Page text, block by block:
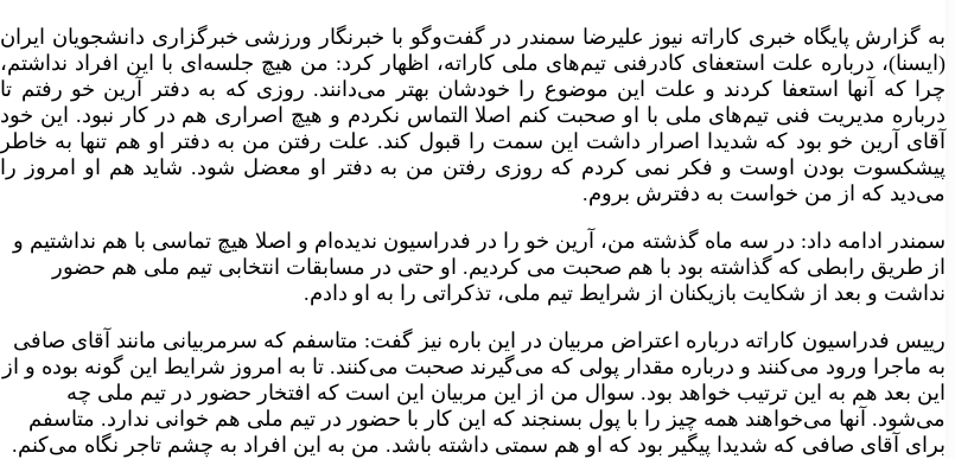
به گزارش پایگاه خبری کاراته نیوز علیرضا سمندر در گفت‌وگو با خبرنگار ورزشی خبرگزاری دانشجویان ایران
(ایسنا)، درباره علت استعفای کادرفنی تیم‌های ملی کاراته، اظها‌ر کرد: من هیچ جلسه‌ای با این افراد نداشتم،
چرا که آنها استعفا کردند و علت این موضوع را خودشان بهتر می‌دانند. روزی که به دفتر آرین خو رفتم تا
درباره مدیریت فنی تیم‌های ملی با او صحبت کنم اصلا التماس نکردم و هیچ اصراری هم در کار نبود. این خود
آقای آرین خو بود که شدیدا اصرار داشت این سمت را قبول کند. علت رفتن من به دفتر او هم تنها به خاطر
پیشکسوت بودن اوست و فکر نمی کردم که روزی رفتن من به دفتر او معضل شود. شاید هم او امروز را
می‌دید که از من خواست به دفترش بروم.
سمندر ا‌دا‌مه‌ داد: در سه ماه گذشته من، آرین خو را در فدراسیون ندیده‌ام و اصلا هیچ تماسی با هم نداشتیم و
از طریق رابطی که گذاشته بود با هم صحبت می کردیم. او حتی در مسابقات انتخابی تیم ‌ملی هم حضور
نداشت و بعد از شکایت بازیکنان از شرایط تیم ‌ملی، تذکراتی را به او دادم.
رییس فدراسیون کاراته درباره اعتراض مربیان در این باره نیز گفت: متاسفم که سرمربیانی مانند آقای صافی
به ماجرا ورود می‌کنند و درباره مقدار پولی که می‌گیرند صحبت می‌کنند. تا به امروز شرایط این گونه بوده و از
این بعد هم به این ترتیب خواهد بود. سوال من از این مربیان این است که افتخار حضور در تیم ملی چه
می‌شود. آنها می‌خواهند همه چیز را با پول بسنجند که این کار با حضور در تیم ‌ملی هم خوانی ندارد. متاسفم
برای آقای صافی که شدیدا پیگیر بود که او هم سمتی داشته باشد. من به این افراد به چشم تاجر نگاه می‌کنم.